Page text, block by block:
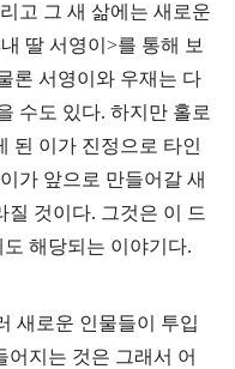
고 그 새 삶에는 새로운
딸 서영이>를 통해 보
론 서영이와 우재는 다
수도 있다. 하지만 홀로
된 이가 진정으로 타인
가 앞으로 만들어갈 새
질 것이다. 그것은 이 드
해당되는 이야기다.
새로운 인물들이 투입
어지는 것은 그래서 어